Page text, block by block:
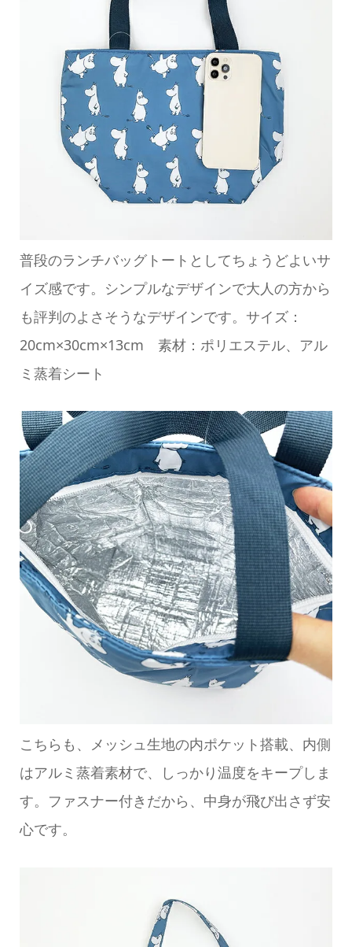
普段のランチバッグトートとしてちょうどよいサ
イズ感です。シンプルなデザインで大人の方から
も評判のよさそうなデザインです。サイズ：
20cm×30cm×13cm 素材：ポリエステル、アル
ミ蒸着シート
こちらも、メッシュ生地の内ポケット搭載、内側
はアルミ蒸着素材で、しっかり温度をキープしま
す。ファスナー付きだから、中身が飛び出さず安
心です。